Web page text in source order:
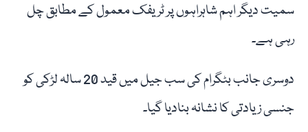
سمیت دیگر اہم شاہراہوں پر ٹریفک معمول کے مطابق چل
رہی ہے۔
دوسری جانب بٹگرام کی سب جیل میں قید 20 سالہ لڑکی کو
جنسی زیادتی کا نشانہ بنادیا گیا۔